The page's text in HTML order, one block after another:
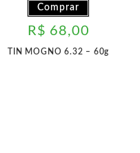
Comprar
R$ 68,00
TIN MOGNO 6.32 – 60g